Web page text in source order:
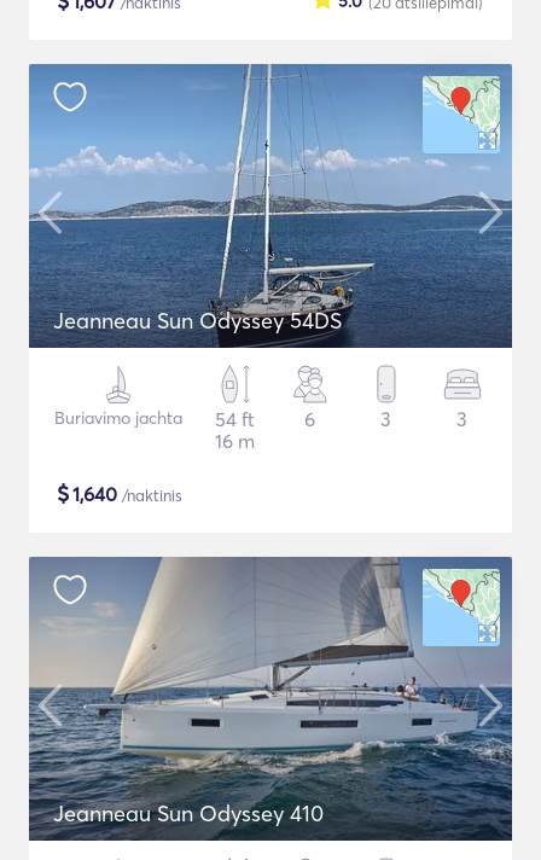
Jeanneau Sun Odyssey 54DS
Buriavimo jachta
54 ft
16 m
6 3 3
$1,640 /naktinis
Jeanneau Sun Odyssey 410